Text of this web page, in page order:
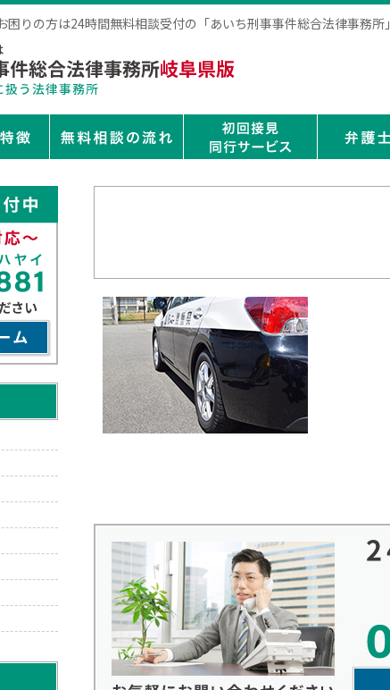
りの方は24時間無料相談受付の「あいち刑事事件総合法律事務所」